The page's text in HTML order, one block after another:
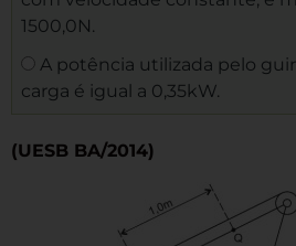
1500,0N.
A potência utilizada pelo
carga é igual a 0,35kW.
(UESB BA/2014)